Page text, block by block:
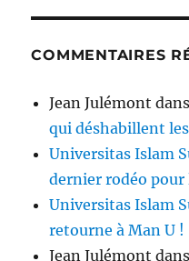
COMMENTAIRES
Jean Julémont
qui déshabillent
Universitas Islam
dernier rodéo pour
Universitas Islam
retourne à Man U !
Jean Julémont